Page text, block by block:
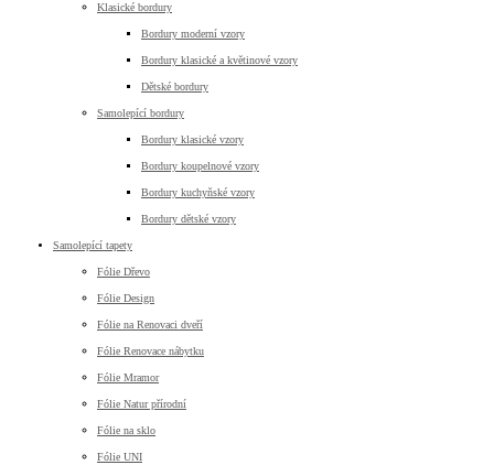
Klasické bordury
Bordury moderní vzory
Bordury klasické a květinové vzory
Dětské bordury
Samolepící bordury
Bordury klasické vzory
Bordury koupelnové vzory
Bordury kuchyňské vzory
Bordury dětské vzory
Samolepící tapety
Fólie Dřevo
Fólie Design
Fólie na Renovaci dveří
Fólie Renovace nábytku
Fólie Mramor
Fólie Natur přírodní
Fólie na sklo
Fólie UNI